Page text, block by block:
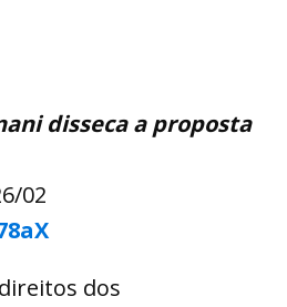
disseca a proposta
02
dos